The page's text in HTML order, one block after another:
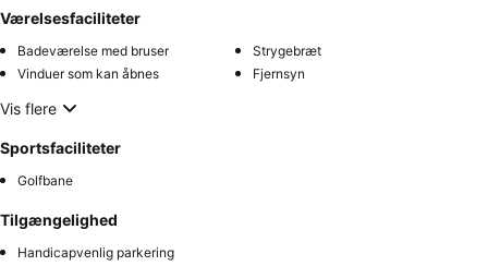
Værelsesfaciliteter
Badeværelse med bruser
Strygebræt
Vinduer som kan åbnes
Fjernsyn
Vis flere
Sportsfaciliteter
Golfbane
Tilgængelighed
Handicapvenlig parkering